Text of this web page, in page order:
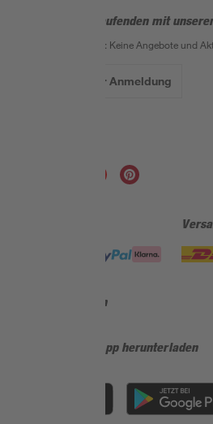
Bleib auf dem Laufenden mit
Der toom Newsletter: Keine Angebote und
Zur Newsletter Anmeldung
Sicher einkaufen
Jetzt die toom-App herunterladen